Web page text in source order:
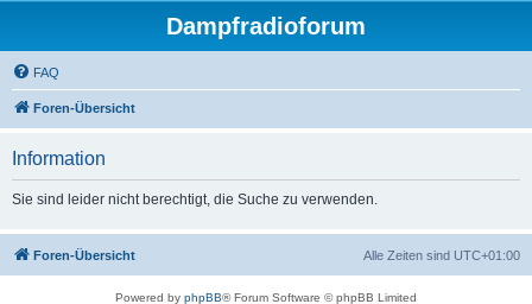
Dampfradioforum
FAQ
Foren-Übersicht
Information
Sie sind leider nicht berechtigt, die Suche zu verwenden.
Foren-Übersicht Alle Zeiten sind UTC+01:00
Powered by phpBB® Forum Software © phpBB Limited